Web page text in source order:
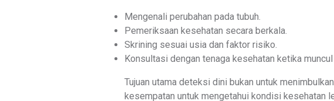
Mengenali perubahan pada tubuh.
Pemeriksaan kesehatan secara berkala.
Skrining sesuai usia dan faktor risiko.
Konsultasi dengan tenaga kesehatan ketika
Tujuan utama deteksi dini bukan untuk
kesempatan untuk mengetahui kondisi kesehatan